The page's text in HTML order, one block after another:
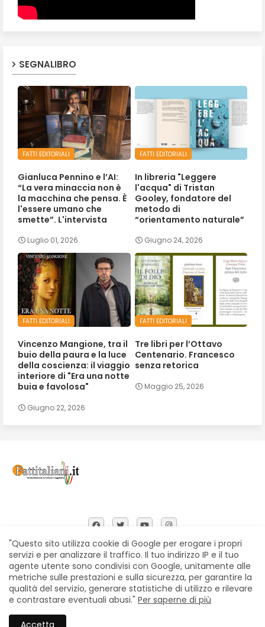
SEGNALIBRO
FATTI EDITORIALI
Gianluca Pennino e l’AI:
“La vera minaccia non è
la macchina che pensa. È
l'essere umano che
smette”. L'intervista
Luglio 01, 2026
FATTI EDITORIALI
In libreria "Leggere
l'acqua" di Tristan
Gooley, fondatore del
metodo di
“orientamento naturale”
Giugno 24, 2026
FATTI EDITORIALI
Vincenzo Mangione, tra il
buio della paura e la luce
della coscienza: il viaggio
interiore di "Era una notte
buia e favolosa"
Giugno 22, 2026
FATTI EDITORIALI
Tre libri per l’Ottavo
Centenario. Francesco
senza retorica
Maggio 25, 2026
Home Chi siamo Contatti
Privacy Policy
Segnalazioni
All Right Reserved Copyright © Fattitaliani
"Questo sito utilizza cookie di Google per erogare i propri
servizi e per analizzare il traffico. Il tuo indirizzo IP e il tuo
agente utente sono condivisi con Google, unitamente alle
metriche sulle prestazioni e sulla sicurezza, per garantire la
qualità del servizio, generare statistiche di utilizzo e rilevare
e contrastare eventuali abusi." Per saperne di più
Accetta